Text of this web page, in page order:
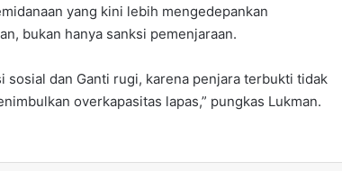
yang kini lebih mengedepankan
bukan hanya sanksi pemenjaraan.
sosial dan Ganti rugi, karena penjara terbukti tidak
overkapasitas lapas,” pungkas Lukman.